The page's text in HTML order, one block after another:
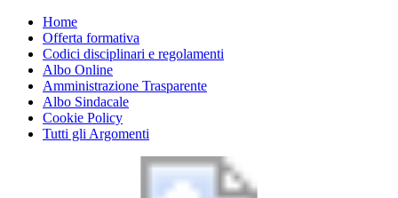
Home
Offerta formativa
Codici disciplinari e regolamenti
Albo Online
Amministrazione Trasparente
Albo Sindacale
Cookie Policy
Tutti gli Argomenti